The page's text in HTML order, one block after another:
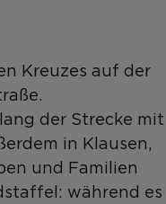
Kreuzes auf der
der Strecke mit
in Klausen,
und Familien
während es